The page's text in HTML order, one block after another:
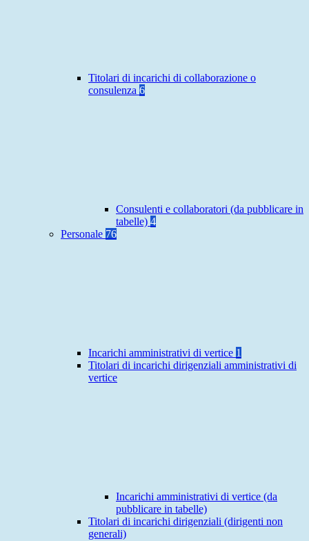
Titolari di incarichi di collaborazione o
consulenza 6
Consulenti e collaboratori (da pubblicare in
tabelle) 4
Personale 76
Incarichi amministrativi di vertice 1
Titolari di incarichi dirigenziali amministrativi di
vertice
Incarichi amministrativi di vertice (da
pubblicare in tabelle)
Titolari di incarichi dirigenziali (dirigenti non
generali)